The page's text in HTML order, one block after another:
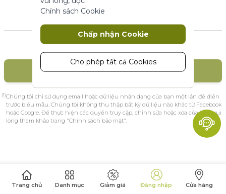
Trang chủ Danh mục Giảm giá Đăng nhập Cửa hàng
Khách hàng mới
TẠO TÀI KHOẢN
(1)Chúng tôi chỉ sử dụng email hoặc dữ liệu nhận dạng của bạn một lần để điền
trước biểu mẫu. Chúng tôi không thu thập bất kỳ dữ liệu nào khác từ Facebook
hoặc Google. Để thực hiện các quyền truy cập, chỉnh sửa hoặc xóa của bạn, vui
lòng tham khảo trang "Chính sách bảo mật".
Cookie tiếp thị được sử dụng để theo
dõi và thu thập các hành động của
khách truy cập trên trang web. Cookie
lưu trữ dữ liệu người dùng và thông tin
cáo nhắm mục tiêu đến nhiều nhóm
đối tượng hơn. Ngoài ra, trải nghiệm
người dùng tùy chỉnh hơn có thể
được cung cấp theo thông tin thu
Phân tích
Chính sách Cookie
Chấp nhận Cookie
Cho phép tất cả Cookies